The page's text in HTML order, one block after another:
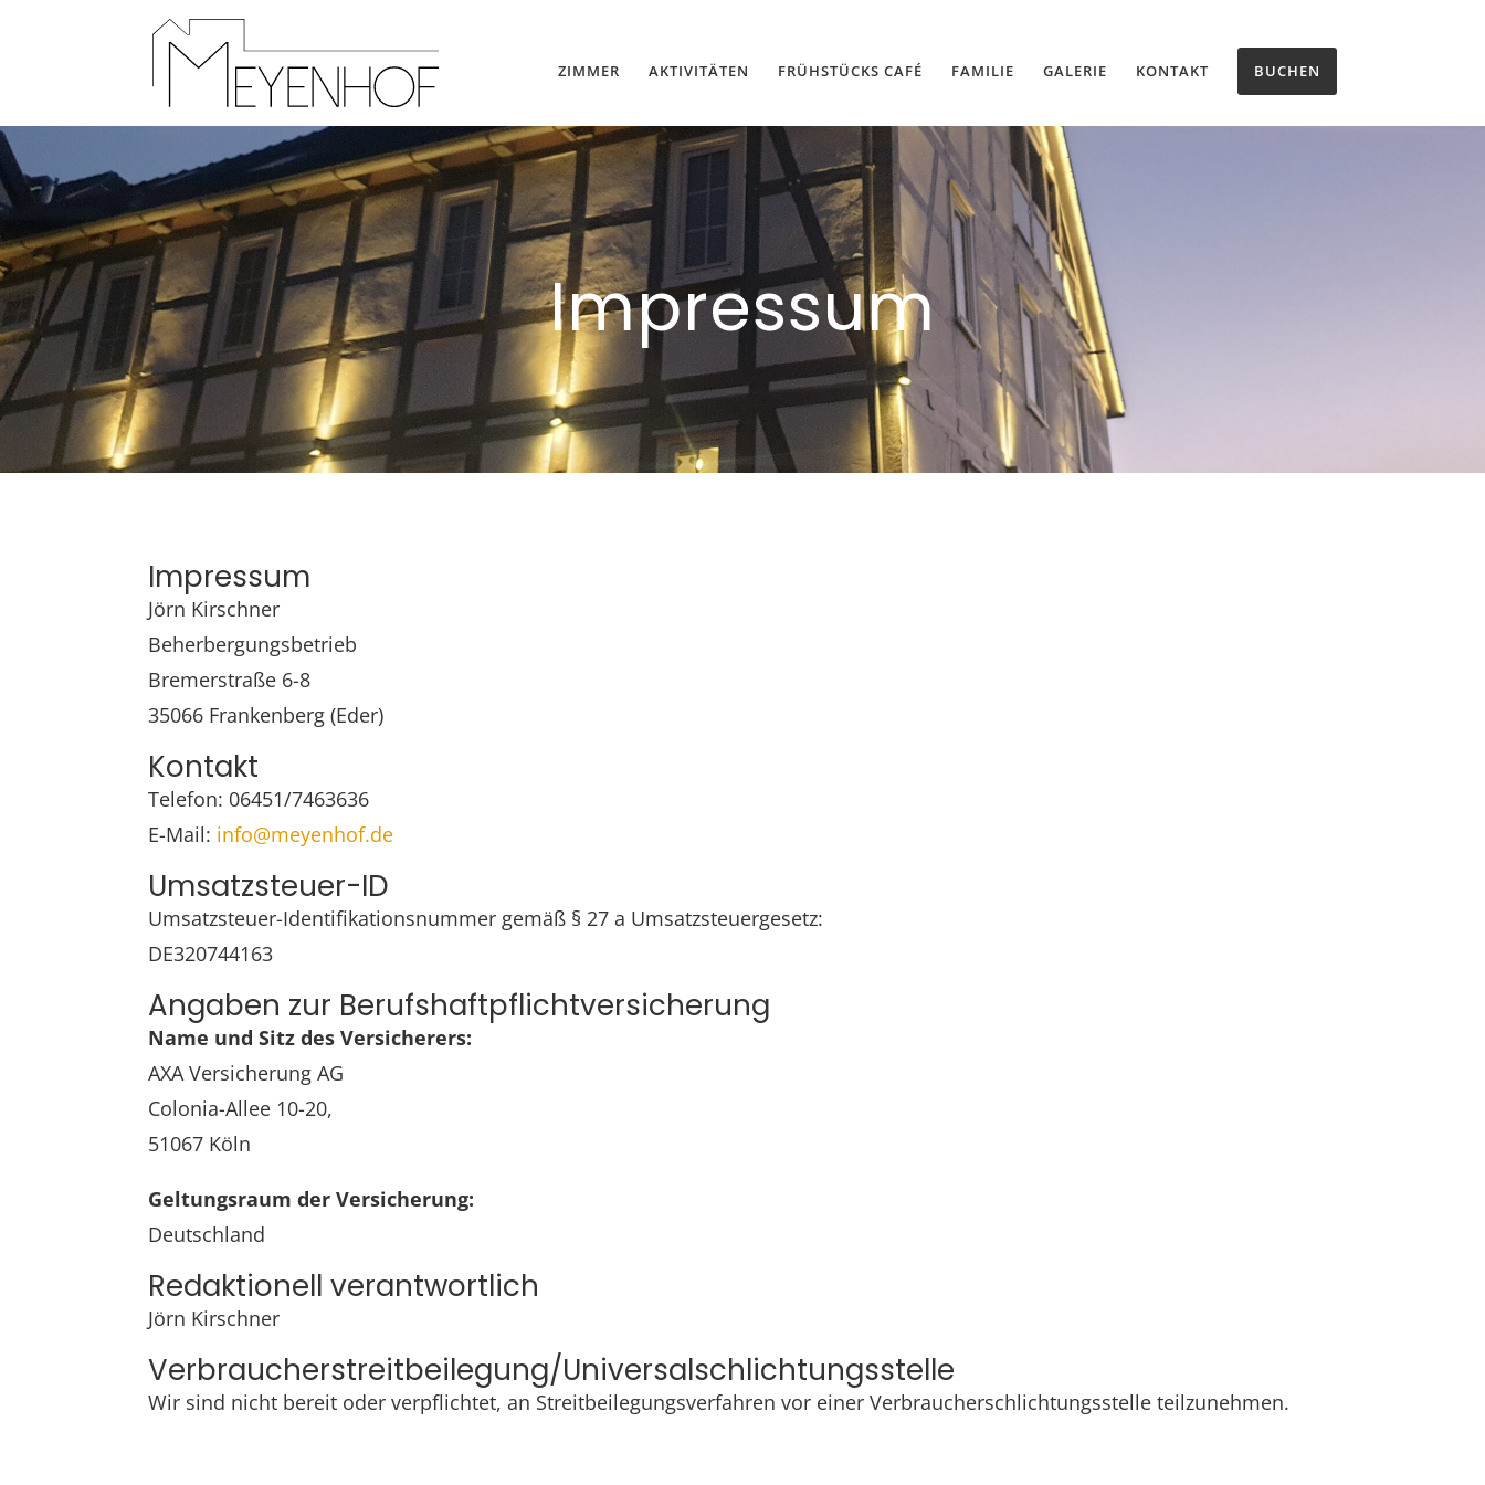
ZIMMER AKTIVITÄTEN FRÜHSTÜCKS CAFÉ FAMILIE GALERIE KONTAKT BUCHEN
Impressum
Impressum
Jörn Kirschner
Beherbergungsbetrieb
Bremerstraße 6-8
35066 Frankenberg (Eder)
Kontakt
Telefon: 06451/7463636
E-Mail: info@meyenhof.de
Umsatzsteuer-ID
Umsatzsteuer-Identifikationsnummer gemäß § 27 a Umsatzsteuergesetz:
DE320744163
Angaben zur Berufs­haftpflicht­versicherung
Name und Sitz des Versicherers:
AXA Versicherung AG
Colonia-Allee 10-20,
51067 Köln
Geltungsraum der Versicherung:
Deutschland
Redaktionell verantwortlich
Jörn Kirschner
Verbraucher­streit­beilegung/Universal­schlichtungs­stelle
Wir sind nicht bereit oder verpflichtet, an Streitbeilegungsverfahren vor einer Verbraucherschlichtungsstelle teilzunehmen.